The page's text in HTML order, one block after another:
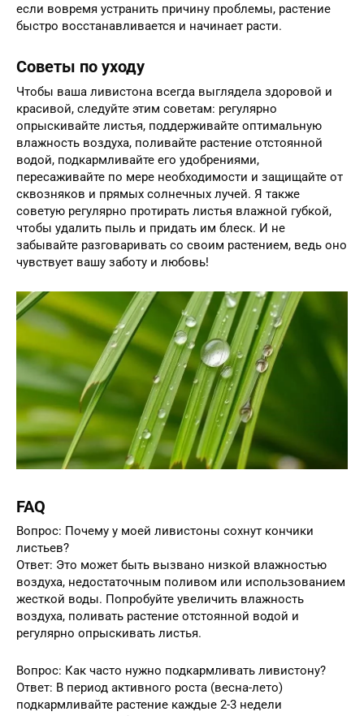
если вовремя устранить причину проблемы, растение
быстро восстанавливается и начинает расти.
Советы по уходу
Чтобы ваша ливистона всегда выглядела здоровой и
красивой, следуйте этим советам: регулярно
опрыскивайте листья, поддерживайте оптимальную
влажность воздуха, поливайте растение отстоянной
водой, подкармливайте его удобрениями,
пересаживайте по мере необходимости и защищайте от
сквозняков и прямых солнечных лучей. Я также
советую регулярно протирать листья влажной губкой,
чтобы удалить пыль и придать им блеск. И не
забывайте разговаривать со своим растением, ведь оно
чувствует вашу заботу и любовь!
FAQ
Вопрос: Почему у моей ливистоны сохнут кончики
листьев?
Ответ: Это может быть вызвано низкой влажностью
воздуха, недостаточным поливом или использованием
жесткой воды. Попробуйте увеличить влажность
воздуха, поливать растение отстоянной водой и
регулярно опрыскивать листья.
Вопрос: Как часто нужно подкармливать ливистону?
Ответ: В период активного роста (весна-лето)
подкармливайте растение каждые 2-3 недели